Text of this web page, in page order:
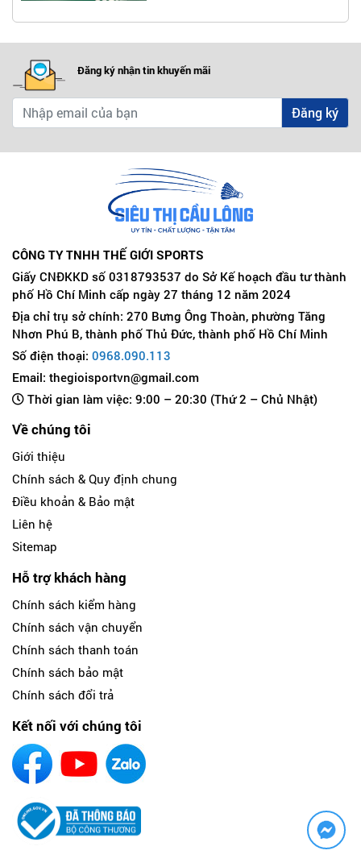
Đăng ký nhận tin khuyến mãi
Đăng ký
CÔNG TY TNHH THẾ GIỚI SPORTS
Giấy CNĐKKD số 0318793537 do Sở Kế hoạch đầu tư thành
phố Hồ Chí Minh cấp ngày 27 tháng 12 năm 2024
Địa chỉ trụ sở chính: 270 Bưng Ông Thoàn, phường Tăng
Nhơn Phú B, thành phố Thủ Đức, thành phố Hồ Chí Minh
Số điện thoại: 0968.090.113
Email: thegioisportvn@gmail.com
Thời gian làm việc: 9:00 – 20:30 (Thứ 2 – Chủ Nhật)
Về chúng tôi
Giới thiệu
Chính sách & Quy định chung
Điều khoản & Bảo mật
Liên hệ
Sitemap
Hỗ trợ khách hàng
Chính sách kiểm hàng
Chính sách vận chuyển
Chính sách thanh toán
Chính sách bảo mật
Chính sách đổi trả
Kết nối với chúng tôi